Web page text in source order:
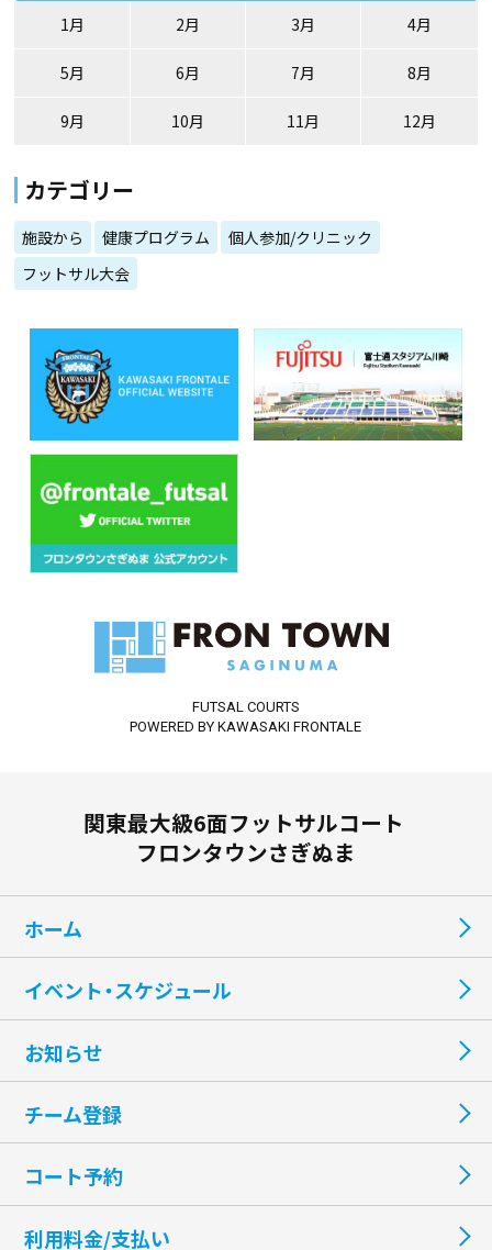
1月 2月 3月 4月
5月 6月 7月 8月
9月 10月 11月 12月
カテゴリー
施設から 健康プログラム
個人参加/クリニック
フットサル大会
FUTSAL COURTS
POWERED BY KAWASAKI FRONTALE
関東最大級6面フットサルコート
フロンタウンさぎぬま
ホーム
イベント・スケジュール
お知らせ
チーム登録
コート予約
利用料金/支払い